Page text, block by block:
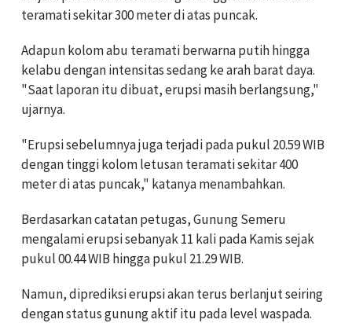
teramati sekitar 300 meter di atas puncak.
Adapun kolom abu teramati berwarna putih hingga
kelabu dengan intensitas sedang ke arah barat daya.
"Saat laporan itu dibuat, erupsi masih berlangsung,"
ujarnya.
"Erupsi sebelumnya juga terjadi pada pukul 20.59 WIB
dengan tinggi kolom letusan teramati sekitar 400
meter di atas puncak," katanya menambahkan.
Berdasarkan catatan petugas, Gunung Semeru
mengalami erupsi sebanyak 11 kali pada Kamis sejak
pukul 00.44 WIB hingga pukul 21.29 WIB.
Namun, diprediksi erupsi akan terus berlanjut seiring
dengan status gunung aktif itu pada level waspada.